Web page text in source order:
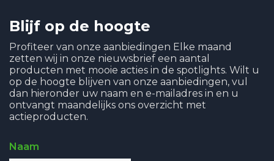
Blijf op de hoogte
Profiteer van onze aanbiedingen Elke maand
zetten wij in onze nieuwsbrief een aantal
producten met mooie acties in de spotlights. Wilt u
op de hoogte blijven van onze aanbiedingen, vul
dan hieronder uw naam en e-mailadres in en u
ontvangt maandelijks ons overzicht met
actieproducten.
Naam